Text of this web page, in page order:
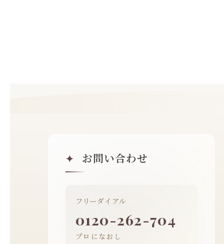
✦ お問い合わせ
フリーダイアル
0120-262-704
プロになおし